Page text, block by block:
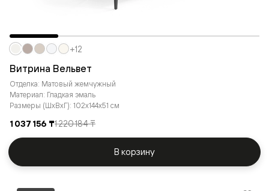
Витрина Вельвет
Отделка: Матовый жемчужный
Материал: Гладкая эмаль
Размеры (ШxВxГ): 102x144x51 см
1 037 156 ₸1 220 184 ₸
+12
В корзину